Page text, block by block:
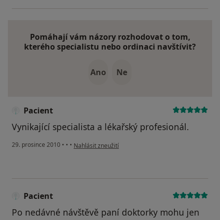
Pomáhají vám názory rozhodovat o tom,
kterého specialistu nebo ordinaci navštívit?
Ano Ne
Pacient
Vynikající specialista a lékařský profesionál.
29. prosince 2010 • • • podle názoru uživatele Pacient
Nahlásit zneužití
Pacient
Po nedávné návštěvě paní doktorky mohu jen